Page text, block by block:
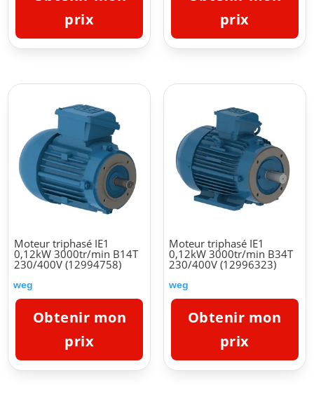
prix
prix
Moteur triphasé IE1
0,12kW 3000tr/min B14T
230/400V (12994758)
weg
Obtenir mon
prix
Moteur triphasé IE1
0,12kW 3000tr/min B34T
230/400V (12996323)
weg
Obtenir mon
prix